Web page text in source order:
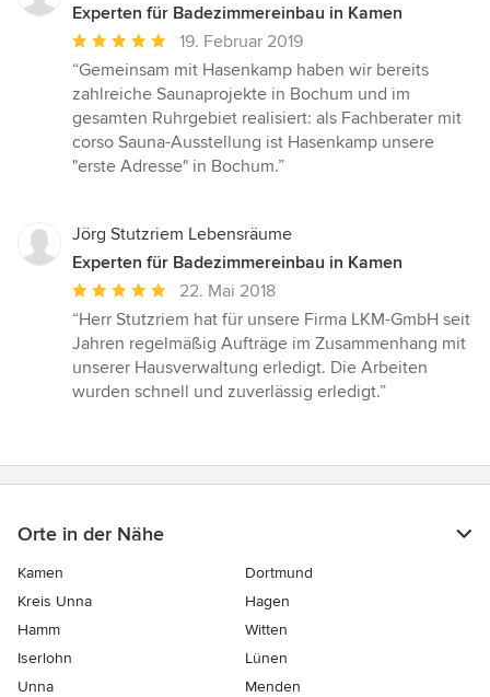
Experten für Badezimmereinbau in Kamen
Durchschnittliche
Bewertung:
5
von
5
Sternen
19. Februar 2019
“Gemeinsam mit Hasenkamp haben wir bereits
zahlreiche Saunaprojekte in Bochum und im
gesamten Ruhrgebiet realisiert: als Fachberater mit
corso Sauna-Ausstellung ist Hasenkamp unsere
"erste Adresse" in Bochum.”
Jörg Stutzriem Lebensräume
Experten für Badezimmereinbau in Kamen
Durchschnittliche
Bewertung:
5
von
5
22. Mai 2018
“Herr Stutzriem hat für unsere Firma LKM-GmbH seit
Jahren regelmäßig Aufträge im Zusammenhang mit
unserer Hausverwaltung erledigt. Die Arbeiten
wurden schnell und zuverlässig erledigt.”
Orte in der Nähe
Kamen
Dortmund
Kreis Unna
Hagen
Hamm
Witten
Iserlohn
Lünen
Unna
Menden